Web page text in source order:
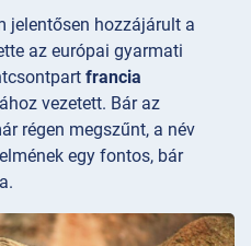
jelentősen hozzájárult a
az európai gyarmati
francia
vezetett. Bár az
régen megszűnt, a név
egy fontos, bár